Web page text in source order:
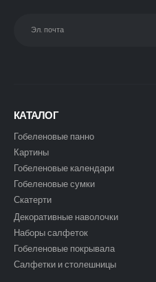
КАТАЛОГ
Гобеленовые панно
Картины
Гобеленовые календари
Гобеленовые сумки
Скатерти
Декоративные наволочки
Наборы салфеток
Гобеленовые покрывала
Салфетки и столешницы